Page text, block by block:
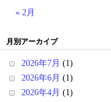
« 2月
月別アーカイブ
2026年7月 (1)
2026年6月 (1)
2026年4月 (1)